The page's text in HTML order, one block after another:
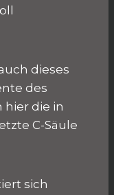
dieses
des
hier die in
C-Säule
sich